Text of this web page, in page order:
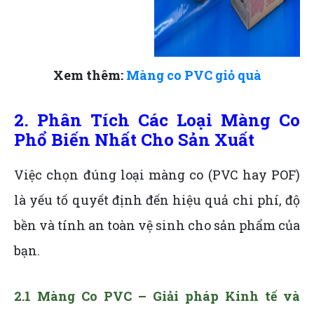
Xem thêm: Màng co PVC giỏ quà
2. Phân Tích Các Loại Màng Co
Phổ Biến Nhất Cho Sản Xuất
Việc chọn đúng loại màng co (PVC hay POF)
là yếu tố quyết định đến hiệu quả chi phí, độ
bền và tính an toàn vệ sinh cho sản phẩm của
bạn.
2.1 Màng Co PVC – Giải pháp Kinh tế và